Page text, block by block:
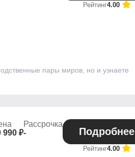
Рейтинг4.00
пары миров, но и узнаете
990 ₽
Рассрочка
-
Подробнее
Рейтинг4.00